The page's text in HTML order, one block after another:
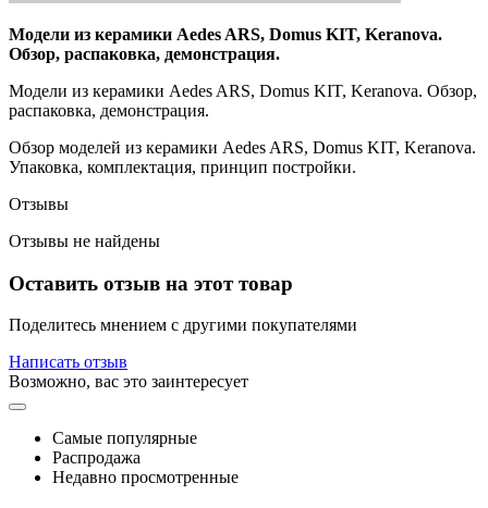
Модели из керамики Aedes ARS, Domus KIT, Keranova.
Обзор, распаковка, демонстрация.
Модели из керамики Aedes ARS, Domus KIT, Keranova. Обзор,
распаковка, демонстрация.
Обзор моделей из керамики Aedes ARS, Domus KIT, Keranova.
Упаковка, комплектация, принцип постройки.
Отзывы
Отзывы не найдены
Оставить отзыв на этот товар
Поделитесь мнением с другими покупателями
Написать отзыв
Возможно, вас это заинтересует
Самые популярные
Распродажа
Недавно просмотренные